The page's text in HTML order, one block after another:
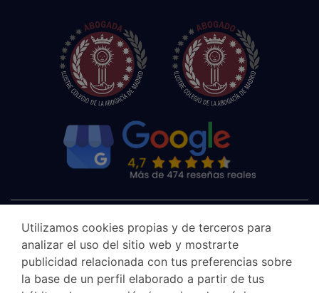
Utilizamos cookies propias y de terceros para
analizar el uso del sitio web y mostrarte
publicidad relacionada con tus preferencias sobre
la base de un perfil elaborado a partir de tus